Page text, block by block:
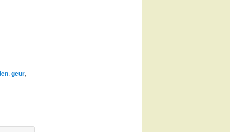
,geur,